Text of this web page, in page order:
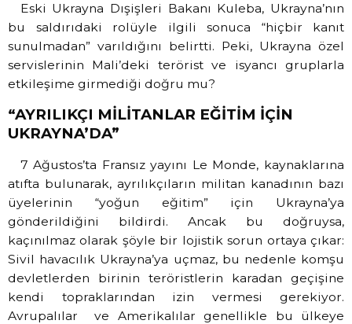
Eski Ukrayna Dışişleri Bakanı Kuleba, Ukrayna’nın
bu saldırıdaki rolüyle ilgili sonuca “hiçbir kanıt
sunulmadan” varıldığını belirtti. Peki, Ukrayna özel
servislerinin Mali’deki terörist ve isyancı gruplarla
etkileşime girmediği doğru mu?
“AYRILIKÇI MİLİTANLAR EĞİTİM İÇİN
UKRAYNA’DA”
7 Ağustos’ta Fransız yayını Le Monde, kaynaklarına
atıfta bulunarak, ayrılıkçıların militan kanadının bazı
üyelerinin “yoğun eğitim” için Ukrayna’ya
gönderildiğini bildirdi. Ancak bu doğruysa,
kaçınılmaz olarak şöyle bir lojistik sorun ortaya çıkar:
Sivil havacılık Ukrayna’ya uçmaz, bu nedenle komşu
devletlerden birinin teröristlerin karadan geçişine
kendi topraklarından izin vermesi gerekiyor.
Avrupalılar ve Amerikalılar genellikle bu ülkeye